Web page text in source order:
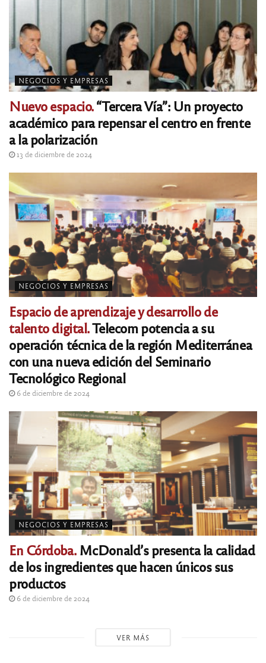
NEGOCIOS Y EMPRESAS
Nuevo espacio.“Tercera Vía”: Un proyecto
académico para repensar el centro en frente
a la polarización
13 de diciembre de 2024
NEGOCIOS Y EMPRESAS
Espacio de aprendizaje y desarrollo de
talento digital.Telecom potencia a su
operación técnica de la región Mediterránea
con una nueva edición del Seminario
Tecnológico Regional
6 de diciembre de 2024
NEGOCIOS Y EMPRESAS
En Córdoba.McDonald’s presenta la calidad
de los ingredientes que hacen únicos sus
productos
6 de diciembre de 2024
VER MÁS